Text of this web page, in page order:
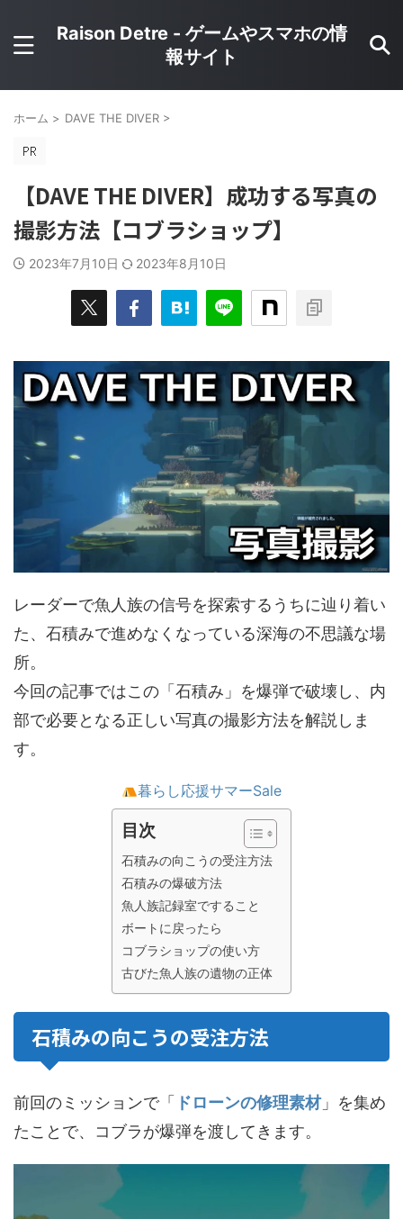
Raison Detre - ゲームやスマホの情
報サイト
ホーム > DAVE THE DIVER >
【DAVE THE DIVER】成功する写真の
撮影方法【コブラショップ】
2023年7月10日 2023年8月10日
レーダーで魚人族の信号を探索するうちに辿り着い
た、石積みで進めなくなっている深海の不思議な場
所。
今回の記事ではこの「石積み」を爆弾で破壊し、内
部で必要となる正しい写真の撮影方法を解説しま
す。
暮らし応援サマーSale
目次
石積みの向こうの受注方法
石積みの爆破方法
魚人族記録室ですること
ボートに戻ったら
コブラショップの使い方
古びた魚人族の遺物の正体
石積みの向こうの受注方法
前回のミッションで「 ドローンの修理素材」を集め
たことで、コブラが爆弾を渡してきます。